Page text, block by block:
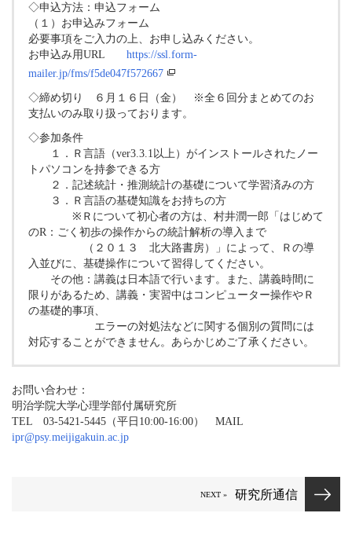
◇申込方法：申込フォーム
（１）お申込みフォーム
必要事項をご入力の上、お申し込みください。
お申込み用URL https://ssl.form-
mailer.jp/fms/f5de047f572667
◇締め切り ６月１６日（金） ※全６回分まとめてのお
支払いのみ取り扱っております。
◇参加条件
１．Ｒ言語（ver3.3.1以上）がインストールされたノー
トパソコンを持参できる方
２．記述統計・推測統計の基礎について学習済みの方
３．Ｒ言語の基礎知識をお持ちの方
※Ｒについて初心者の方は、村井潤一郎「はじめて
のR：ごく初歩の操作からの統計解析の導入まで
（２０１３ 北大路書房）」によって、Ｒの導
入並びに、基礎操作について習得してください。
その他：講義は日本語で行います。また、講義時間に
限りがあるため、講義・実習中はコンピューター操作やＲ
の基礎的事項、
エラーの対処法などに関する個別の質問には
対応することができません。あらかじめご了承ください。
お問い合わせ：
明治学院大学心理学部付属研究所
TEL 03-5421-5445（平日10:00-16:00） MAIL
ipr@psy.meijigakuin.ac.jp
研究所通信